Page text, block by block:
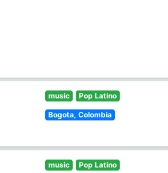
music Pop Latino
Bogota, Colombia
music Pop Latino